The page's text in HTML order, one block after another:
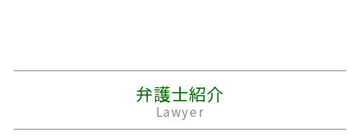
遺産 税金
個人再生 住宅ローン
借金 利子
離婚 裁判 期間
精神的 DV
損害賠償 時効
交通事故 過失割合
死亡事故 加害者 家族
民事再生 法律問題
民事 名誉毀損 法律
労働問題 いじめ
弁護士紹介
Lawyer